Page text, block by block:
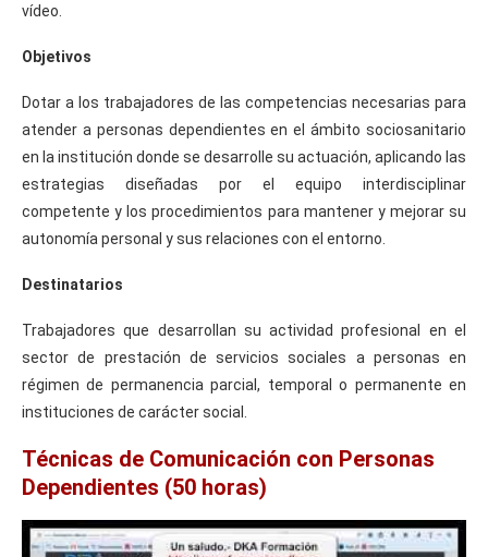
vídeo.
Objetivos
Dotar a los trabajadores de las competencias necesarias para
atender a personas dependientes en el ámbito sociosanitario
en la institución donde se desarrolle su actuación, aplicando las
estrategias diseñadas por el equipo interdisciplinar
competente y los procedimientos para mantener y mejorar su
autonomía personal y sus relaciones con el entorno.
Destinatarios
Trabajadores que desarrollan su actividad profesional en el
sector de prestación de servicios sociales a personas en
régimen de permanencia parcial, temporal o permanente en
instituciones de carácter social.
Técnicas de Comunicación con Personas
Dependientes (50 horas)